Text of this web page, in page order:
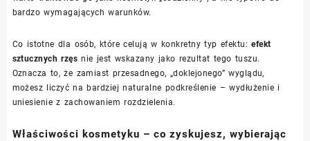
bardzo wymagających warunków.
Co istotne dla osób, które celują w konkretny typ efektu:efekt
sztucznych rzęs nie jest wskazany jako rezultat tego tuszu.
Oznacza to, że zamiast przesadnego, „doklejonego” wyglądu,
możesz liczyć na bardziej naturalne podkreślenie – wydłużenie i
uniesienie z zachowaniem rozdzielenia.
Właściwości kosmetyku – co zyskujesz, wybierając